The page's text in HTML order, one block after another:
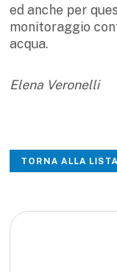
ed anche per
monitoraggio
acqua.
Elena Veronelli
TORNA ALLA LISTA